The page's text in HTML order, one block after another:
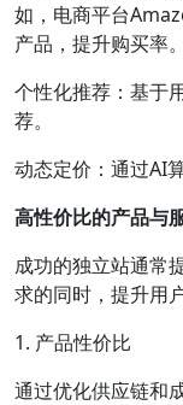
如，电商平台
产品，提升购买率。
个性化推荐：基于
荐。
动态定价：通过AI
高性价比的产品与
成功的独立站通常
求的同时，提升用
1. 产品性价比
通过优化供应链和